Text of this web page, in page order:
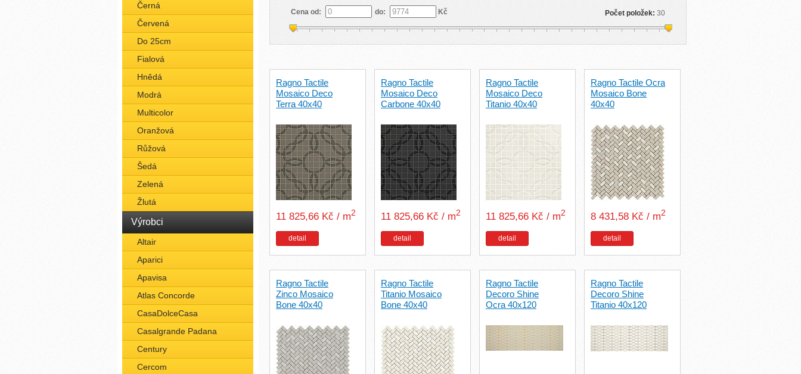
Černá
Červená
Do 25cm
Fialová
Hnědá
Modrá
Multicolor
Oranžová
Růžová
Šedá
Zelená
Žlutá
Výrobci
Altair
Aparici
Apavisa
Atlas Concorde
CasaDolceCasa
Casalgrande Padana
Century
Cercom
Cena od: do: Kč Počet položek:30
Ragno Tactile
Mosaico Deco
Terra 40x40
11 825,66 Kč / m2
detail
Ragno Tactile
Mosaico Deco
Carbone 40x40
11 825,66 Kč / m2
detail
Ragno Tactile
Mosaico Deco
Titanio 40x40
11 825,66 Kč / m2
detail
Ragno Tactile Ocra
Mosaico Bone
40x40
8 431,58 Kč / m2
detail
Ragno Tactile
Zinco Mosaico
Bone 40x40
Ragno Tactile
Titanio Mosaico
Bone 40x40
Ragno Tactile
Decoro Shine
Ocra 40x120
Ragno Tactile
Decoro Shine
Titanio 40x120